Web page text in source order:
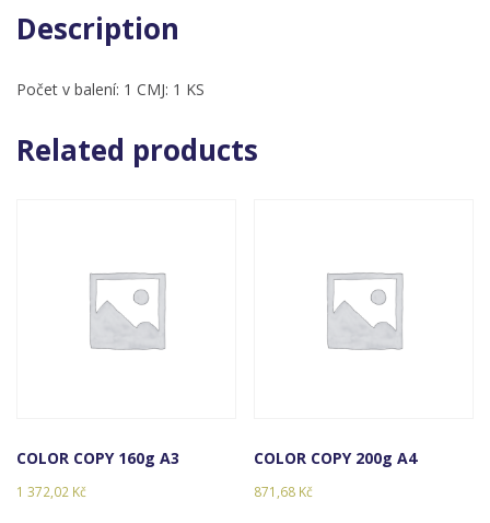
Description
Počet v balení: 1 CMJ: 1 KS
Related products
COLOR COPY 160g A3
1 372,02 Kč
COLOR COPY 200g A4
871,68 Kč